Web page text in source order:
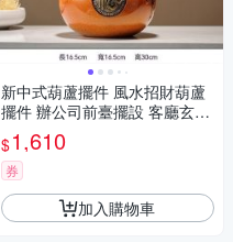
新中式葫蘆擺件 風水招財葫蘆
擺件 辦公司前臺擺設 客廳玄關
酒櫃裝飾品 喬遷新居禮物
$1,610
券
加入購物車